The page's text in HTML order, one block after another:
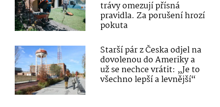
trávy omezují přísná
pravidla. Za porušení hrozí
pokuta
Starší pár z Česka odjel na
dovolenou do Ameriky a
už se nechce vrátit: „Je to
všechno lepší a levnější“